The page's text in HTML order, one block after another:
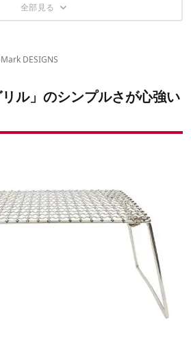
DESIGNS
リル」のシンプルさが心強い